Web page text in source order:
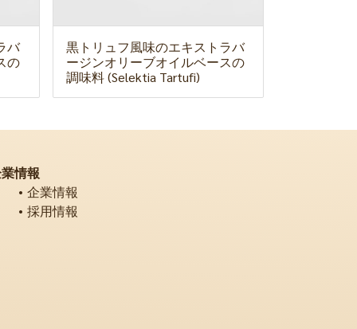
バ
の
黒トリュフ風味のエキストラバ
ージンオリーブオイルベースの
調味料 (Selektia Tartufi)
情報
企業情報
採用情報